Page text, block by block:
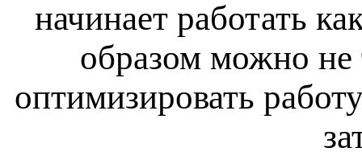
начинает работать
образом можно не
оптимизировать